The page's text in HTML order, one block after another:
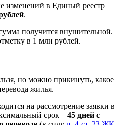
изменений в Единый реестр
.
получится внушительной.
в 1 млн рублей.
но можно прикинуть, какое
жилья.
на рассмотрение заявки в
срок – 45 дней с